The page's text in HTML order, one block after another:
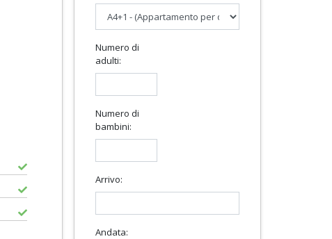
Numero di
adulti:
Numero di
bambini:
Arrivo:
Andata: